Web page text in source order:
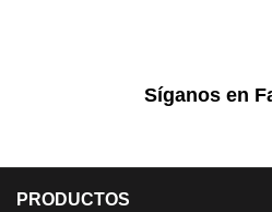
Síganos en
PRODUCTOS